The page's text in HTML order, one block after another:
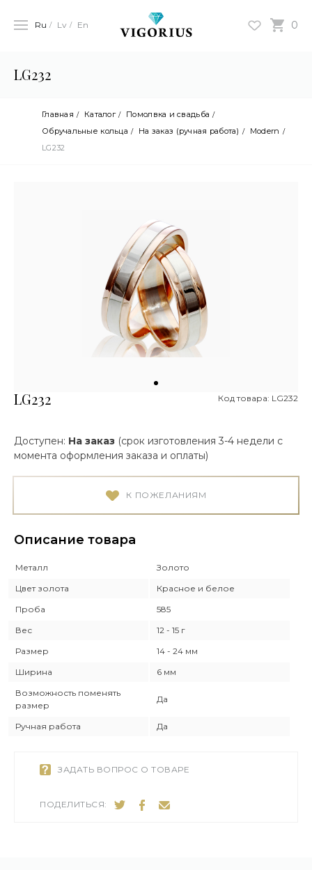
0
Ru Lv En
LG232
Главная Каталог
Помолвка и свадьба
Обручальные кольца
На заказ (ручная работа)
Modern
LG232
LG232 Код товара: LG232
Доступен: На заказ (срок изготовления 3-4 недели с
момента оформления заказа и оплаты)
К ПОЖЕЛАНИЯМ
Описание товара
Металл
Золото
Цвет золота
Красное и белое
Проба
585
Вес
12 - 15 г
Размер
14 - 24 мм
Ширина
6 мм
Возможность поменять
размер
Да
Ручная работа Да
ЗАДАТЬ ВОПРОС О ТОВАРЕ
ПОДЕЛИТЬСЯ: